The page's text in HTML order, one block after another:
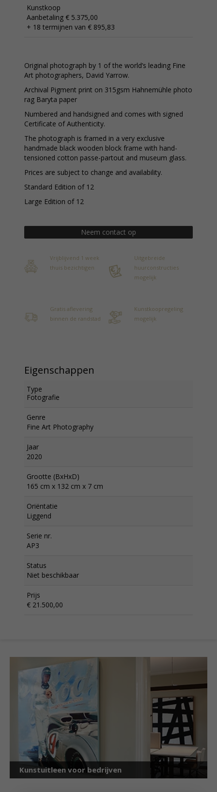
Kunstkoop
Aanbetaling € 5.375,00
+ 18 termijnen van € 895,83
Original photograph by 1 of the world’s leading Fine
Art photographers, David Yarrow.
Archival Pigment print on 315gsm Hahnemühle photo
rag Baryta paper
Numbered and handsigned and comes with signed
Certificate of Authenticity.
The photograph is framed in a very exclusive
handmade black wooden block frame with hand-
tensioned cotton passe-partout and museum glass.
Prices are subject to change and availability.
Standard Edition of 12
Large Edition of 12
Neem contact op
Vrijblijvend 1 week
thuis bezichtigen
Uitgebreide
huurconstructies
mogelijk
Gratis aflevering
binnen de randstad
Kunstkoopregeling
mogelijk
Eigenschappen
Type
Fotografie
Genre
Fine Art Photography
Jaar
2020
Grootte (BxHxD)
165 cm x 132 cm x 7 cm
Oriëntatie
Liggend
Serie nr.
AP3
Status
Niet beschikbaar
Prijs
€ 21.500,00
Kunstuitleen voor bedrijven